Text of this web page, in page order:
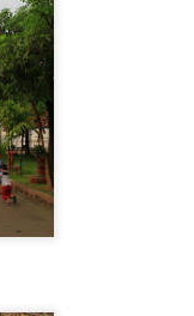
Malik et les
car il faut
pleinement,
celui-
la musique en
17h et après